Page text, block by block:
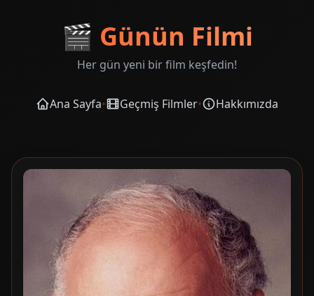
🎬 Günün Filmi
Her gün yeni bir film keşfedin!
Ana Sayfa• Geçmiş Filmler• Hakkımızda